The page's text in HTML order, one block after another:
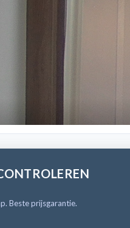
Beste prijsgarantie.